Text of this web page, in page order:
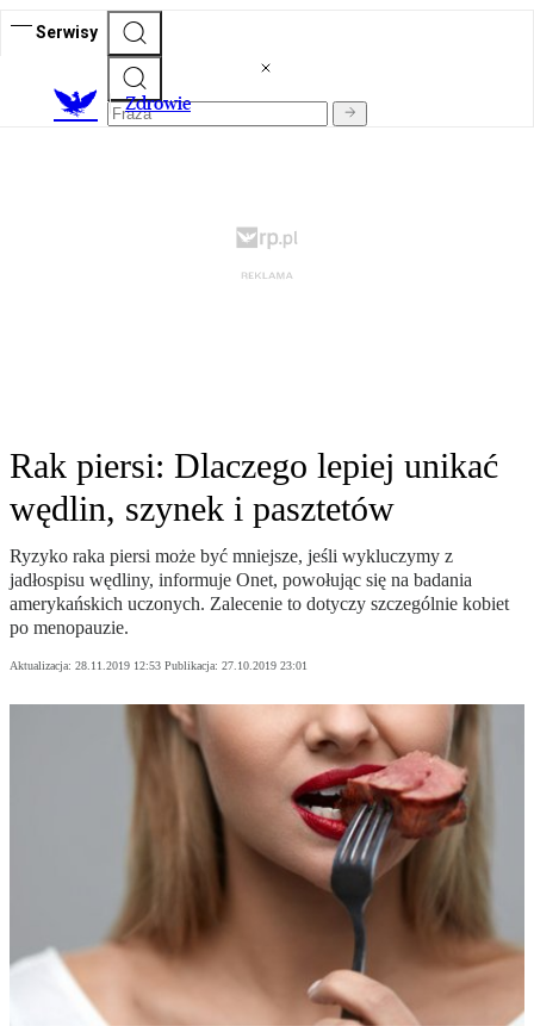
Serwisy
Zdrowie
Rak piersi: Dlaczego lepiej unikać
wędlin, szynek i pasztetów
Ryzyko raka piersi może być mniejsze, jeśli wykluczymy z
jadłospisu wędliny, informuje Onet, powołując się na badania
amerykańskich uczonych. Zalecenie to dotyczy szczególnie kobiet
po menopauzie.
Aktualizacja: 28.11.2019 12:53 Publikacja: 27.10.2019 23:01